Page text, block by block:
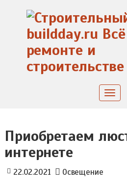
content
Приобретаем
интернете
22.02.2021 Освещение